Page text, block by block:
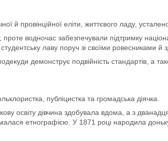
еліти, життєвого ладу,
водночас забезпечували підтримку
лаву поруч зі своїми ровесниками
демонструє подвійність стандартів, а
публіцистка та громадська діячка.
освіту дівчина здобувала вдома, а з
етнографією. У 1871 році народила